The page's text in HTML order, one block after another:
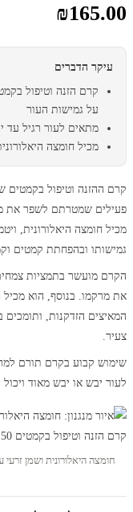
₪165.00
עיקר הדברים
קרם הזנה וטיפול
על גמישות העור
מתאים לעור רגיל עד
מכיל חומצה
פעילים שמטרתם לשפר את
מכיל חומצה היאלורונית,
גמישותו ובהפחתת קמטים
הקרם מועשר בתמציות
את מרקמו. בנוסף, הוא מכיל
המאיצים הזדקנות, ותומכים
צעיר.
שימוש קבוע בקרם תורם
לעור יבש או יבש מאוד
חומצה היאלורונית ושמן זרעי